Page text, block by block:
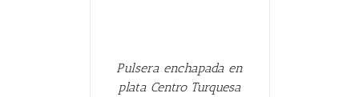
Pulsera enchapada en
plata Centro Turquesa